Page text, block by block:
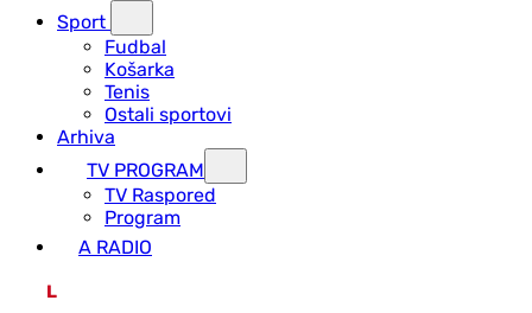
Sport
Fudbal
Košarka
Tenis
Ostali sportovi
Arhiva
TV PROGRAM
ТV Raspored
Program
A RADIO
L